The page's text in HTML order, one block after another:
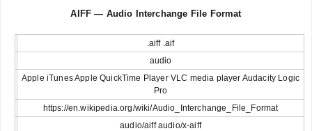
AIFF — Audio Interchange File Format
.aiff .aif
audio
Apple iTunes Apple QuickTime Player VLC media player Audacity Logic
Pro
https://en.wikipedia.org/wiki/Audio_Interchange_File_Format
audio/aiff audio/x-aiff